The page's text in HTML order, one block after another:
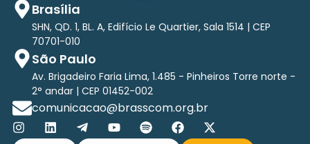
Brasília
SHN, QD. 1, BL. A, Edifício Le Quartier, Sala 1514 | CEP
70701-010
São Paulo
Av. Brigadeiro Faria Lima, 1.485 - Pinheiros Torre norte -
2° andar | CEP 01452-002
comunicacao@brasscom.org.br